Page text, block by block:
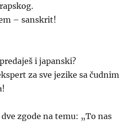
– sanskrit!
i japanski?
za sve jezike sa čudnim
zgode na temu: „To nas